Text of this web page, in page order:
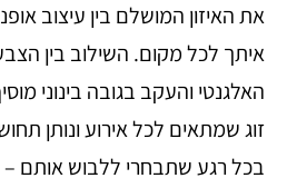
את האיזון המושלם בין עיצוב
איתך לכל מקום. השילוב בין
האלגנטי והעקב בגובה בינוני
זוג שמתאים לכל אירוע ונותן
בכל רגע שתבחרי ללבוש אותם